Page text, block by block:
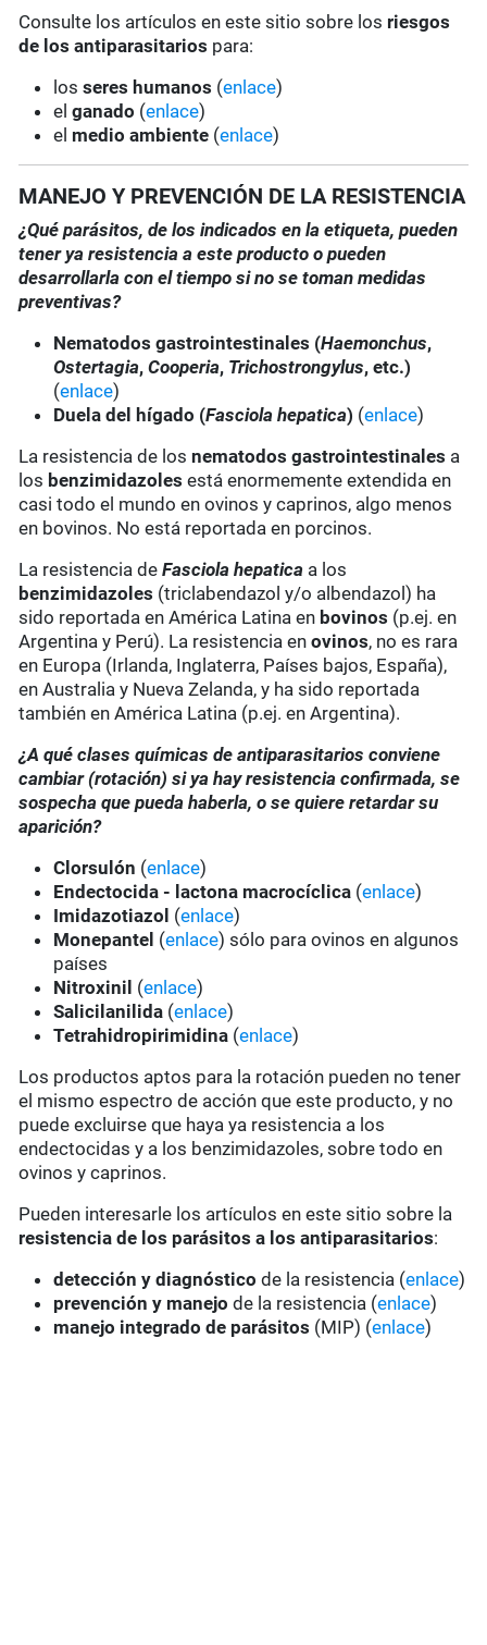
Consulte los artículos en este sitio sobre los riesgos
de los antiparasitarios para:
losseres humanos (enlace)
elganado (enlace)
el medio ambiente (enlace)
MANEJO Y PREVENCIÓN DE LA RESISTENCIA
¿Qué parásitos, de los indicados en la etiqueta, pueden
tener ya resistencia a este producto o pueden
desarrollarla con el tiempo si no se toman medidas
preventivas?
Nematodos gastrointestinales (Haemonchus,
Ostertagia,Cooperia, Trichostrongylus, etc.)
(enlace)
Duela del hígado (Fasciola hepatica) (enlace)
La resistencia de losnematodos gastrointestinales a
los benzimidazoles está enormemente extendida en
casi todo el mundo en ovinos y caprinos, algo menos
en bovinos. No está reportada en porcinos.
La resistencia deFasciola hepatica a los
benzimidazoles (triclabendazol y/o albendazol) ha
sido reportada en América Latina en bovinos (p.ej. en
Argentina y Perú). La resistencia enovinos, no es rara
en Europa (Irlanda, Inglaterra, Países bajos, España),
en Australia y Nueva Zelanda, y ha sido reportada
también en América Latina (p.ej. en Argentina).
¿A qué clases químicas de antiparasitarios conviene
cambiar (rotación) si ya hay resistencia confirmada, se
sospecha que pueda haberla, o se quiere retardar su
aparición?
Clorsulón (enlace)
Endectocida - lactona macrocíclica (enlace)
Imidazotiazol (enlace)
Monepantel (enlace) sólo para ovinos en algunos
países
Nitroxinil (enlace)
Salicilanilida (enlace)
Tetrahidropirimidina (enlace)
Los productos aptos para la rotación pueden no tener
el mismo espectro de acción que este producto, y no
puede excluirse que haya ya resistencia a los
endectocidas y a los benzimidazoles, sobre todo en
ovinos y caprinos.
Pueden interesarle los artículos en este sitio sobre la
resistencia de los parásitos a los antiparasitarios:
detección y diagnóstico de la resistencia (enlace)
prevención y manejo de la resistencia (enlace)
manejo integrado de parásitos (MIP) (enlace)